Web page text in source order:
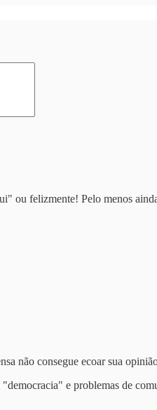
ou felizmente! Pelo menos
não consegue ecoar sua
e problemas de